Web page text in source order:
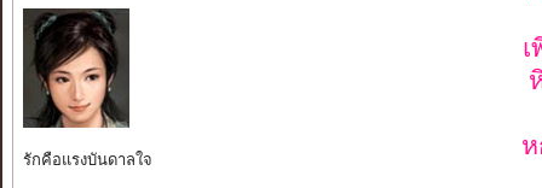
รักคือแรงบันดาลใจ